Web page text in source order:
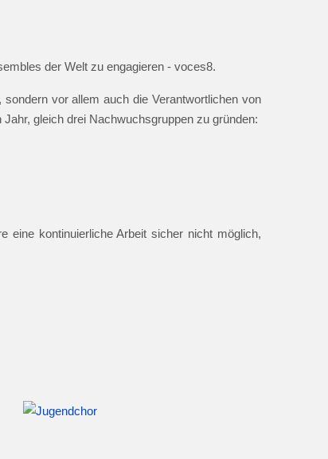
der Welt zu engagieren - voces8.
vor allem auch die Verantwortlichen von
gleich drei Nachwuchsgruppen zu gründen:
eine kontinuierliche Arbeit sicher nicht möglich,